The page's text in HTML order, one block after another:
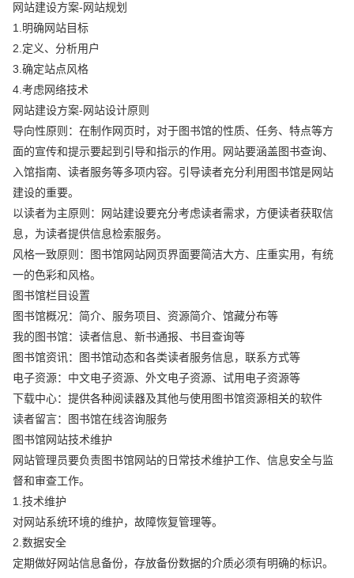
网站建设方案-网站规划
1.明确网站目标
2.定义、分析用户
3.确定站点风格
4.考虑网络技术
网站建设方案-网站设计原则
导向性原则：在制作网页时，对于图书馆的性质、任务、特点等方
面的宣传和提示要起到引导和指示的作用。网站要涵盖图书查询、
入馆指南、读者服务等多项内容。引导读者充分利用图书馆是网站
建设的重要。
以读者为主原则：网站建设要充分考虑读者需求，方便读者获取信
息，为读者提供信息检索服务。
风格一致原则：图书馆网站网页界面要简洁大方、庄重实用，有统
一的色彩和风格。
图书馆栏目设置
图书馆概况：简介、服务项目、资源简介、馆藏分布等
我的图书馆：读者信息、新书通报、书目查询等
图书馆资讯：图书馆动态和各类读者服务信息，联系方式等
电子资源：中文电子资源、外文电子资源、试用电子资源等
下载中心：提供各种阅读器及其他与使用图书馆资源相关的软件
读者留言：图书馆在线咨询服务
图书馆网站技术维护
网站管理员要负责图书馆网站的日常技术维护工作、信息安全与监
督和审查工作。
1.技术维护
对网站系统环境的维护，故障恢复管理等。
2.数据安全
定期做好网站信息备份，存放备份数据的介质必须有明确的标识。